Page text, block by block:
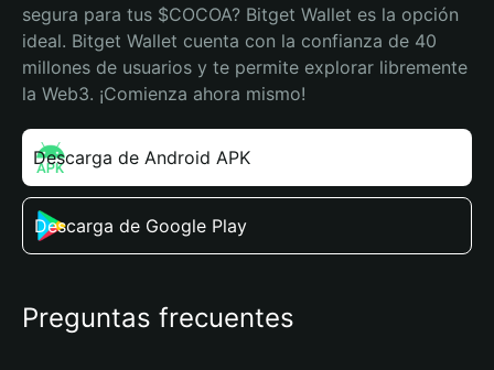
segura para tus $COCOA? Bitget Wallet es la opción
ideal. Bitget Wallet cuenta con la confianza de 40
millones de usuarios y te permite explorar libremente
la Web3. ¡Comienza ahora mismo!
Descarga de Android APK
Descarga de Google Play
Preguntas frecuentes